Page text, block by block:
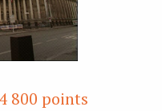
800 points